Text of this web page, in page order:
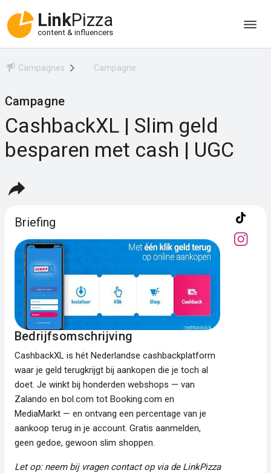
LinkPizza
content & influencers
Campagnes Campagne
Campagne
CashbackXL | Slim geld
besparen met cash | UGC
Briefing
Bedrijfsomschrijving
CashbackXL is hét Nederlandse cashbackplatform
waar je geld terugkrijgt bij aankopen die je toch al
doet. Je winkt bij honderden webshops — van
Zalando en bol.com tot Booking.com en
MediaMarkt — en ontvang een percentage van je
aankoop terug in je account. Gratis aanmelden,
geen gedoe, gewoon slim shoppen.
Let op: neem bij vragen contact op via de LinkPizza